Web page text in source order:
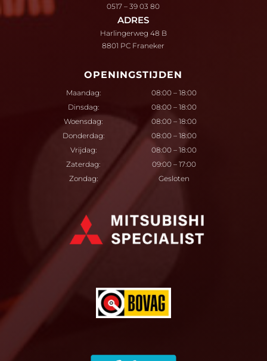
0517 – 39 03 80
ADRES
Harlingerweg 48 B
8801 PC Franeker
OPENINGSTIJDEN
Maandag:
08:00 – 18:00
Dinsdag:
08:00 – 18:00
Woensdag:
08:00 – 18:00
Donderdag:
08:00 – 18:00
Vrijdag:
08:00 – 18:00
Zaterdag:
09:00 – 17:00
Zondag:
Gesloten